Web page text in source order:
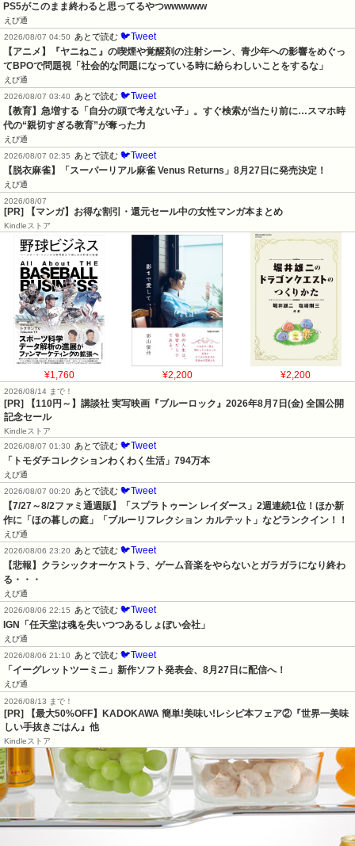
PS5がこのまま終わると思ってるやつwwwwww
えび通
2026/08/07 04:50
あとで読む 🐦Tweet
【アニメ】『ヤニねこ』の喫煙や覚醒剤の注射シーン、青少年への影響をめぐっ
てBPOで問題視「社会的な問題になっている時に紛らわしいことをするな」
えび通
2026/08/07 03:40
あとで読む 🐦Tweet
【教育】急増する「自分の頭で考えない子」。すぐ検索が当たり前に…スマホ時
代の“親切すぎる教育”が奪った力
えび通
2026/08/07 02:35
あとで読む 🐦Tweet
【脱衣麻雀】「スーパーリアル麻雀 Venus Returns」8月27日に発売決定！
えび通
2026/08/07
[PR] 【マンガ】お得な割引・還元セール中の女性マンガ本まとめ
Kindleストア
¥1,760 ¥2,200 ¥2,200
2026/08/14 まで！
[PR]
【110円～】講談社 実写映画『ブルーロック』2026年8月7日(金) 全国公開
記念セール
Kindleストア
2026/08/07 01:30
あとで読む 🐦Tweet
「トモダチコレクションわくわく生活」794万本
えび通
2026/08/07 00:20
あとで読む 🐦Tweet
【7/27～8/2ファミ通週販】「スプラトゥーン レイダース」2週連続1位！ほか新
作に「ほの暮しの庭」「ブルーリフレクション カルテット」などランクイン！！
えび通
2026/08/06 23:20
あとで読む 🐦Tweet
【悲報】クラシックオーケストラ、ゲーム音楽をやらないとガラガラになり終わ
る・・・
えび通
2026/08/06 22:15
あとで読む 🐦Tweet
IGN「任天堂は魂を失いつつあるしょぼい会社」
えび通
2026/08/06 21:10
あとで読む 🐦Tweet
「イーグレットツーミニ」新作ソフト発表会、8月27日に配信へ！
えび通
2026/08/13 まで！
[PR] 【最大50%OFF】KADOKAWA 簡単!美味い!レシピ本フェア②『世界一美味
しい手抜きごはん』他
Kindleストア